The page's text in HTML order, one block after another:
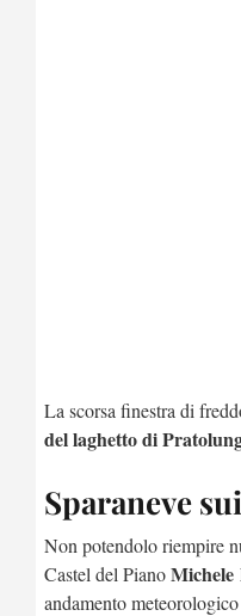
La scorsa finestra di
del laghetto di
Sparaneve
Non potendolo riempire
Castel del Piano
andamento